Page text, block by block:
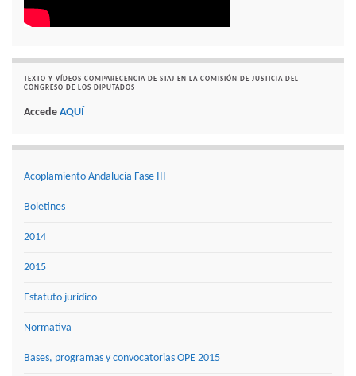
TEXTO Y VÍDEOS COMPARECENCIA DE STAJ EN LA COMISIÓN DE JUSTICIA DEL
CONGRESO DE LOS DIPUTADOS
Accede AQUÍ
Acoplamiento Andalucía Fase III
Boletines
2014
2015
Estatuto jurídico
Normativa
Bases, programas y convocatorias OPE 2015